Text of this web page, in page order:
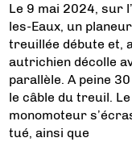
Le 9 mai 2024, sur
les-Eaux, un
treuillée débute et,
autrichien décolle
parallèle. A peine
le câble du treuil.
monomoteur
tué, ainsi que